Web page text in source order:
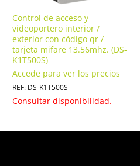
Control de acceso y
videoportero interior /
exterior con código qr /
tarjeta mifare 13.56mhz. (DS-
K1T500S)
Accede para ver los precios
REF: DS-K1T500S
Consultar disponibilidad.